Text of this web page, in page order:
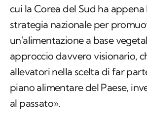
cui la Corea del Sud ha
strategia nazionale per
un'alimentazione a base
approccio davvero visionario,
allevatori nella scelta di far
piano alimentare del Paese,
al passato».